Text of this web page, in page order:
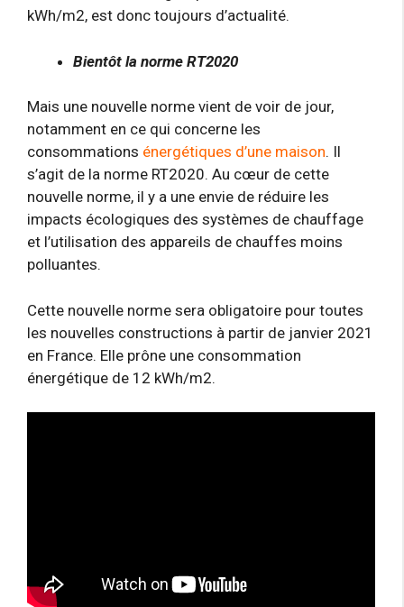
kWh/m2, est donc toujours d’actualité.
Bientôt la norme RT2020
Mais une nouvelle norme vient de voir de jour,
notamment en ce qui concerne les
consommations énergétiques d’une maison. Il
s’agit de la norme RT2020. Au cœur de cette
nouvelle norme, il y a une envie de réduire les
impacts écologiques des systèmes de chauffage
et l’utilisation des appareils de chauffes moins
polluantes.
Cette nouvelle norme sera obligatoire pour toutes
les nouvelles constructions à partir de janvier 2021
en France. Elle prône une consommation
énergétique de 12 kWh/m2.